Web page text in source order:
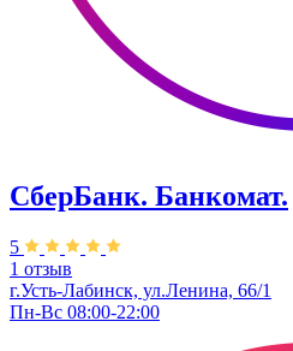
СберБанк. Банкомат.
5
1 отзыв
г.Усть-Лабинск, ул.​Ленина, 66/1
Пн-Вс 08:00-22:00